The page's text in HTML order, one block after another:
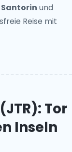
und
Reise mit
Tor
Inseln